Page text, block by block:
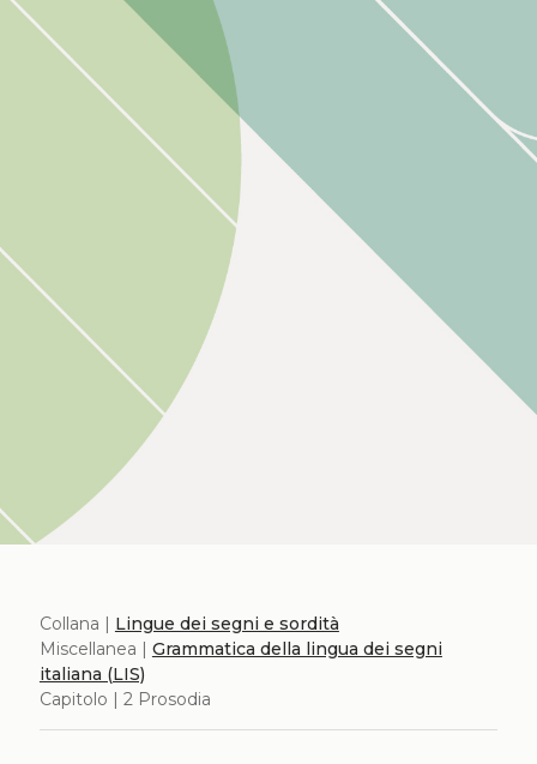
Collana | Lingue dei segni e sordità
Miscellanea | Grammatica della lingua dei segni
italiana (LIS)
Capitolo | 2 Prosodia